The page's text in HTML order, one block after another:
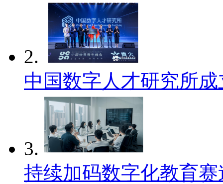
2.
中国数字人才研究所成
3.
持续加码数字化教育赛